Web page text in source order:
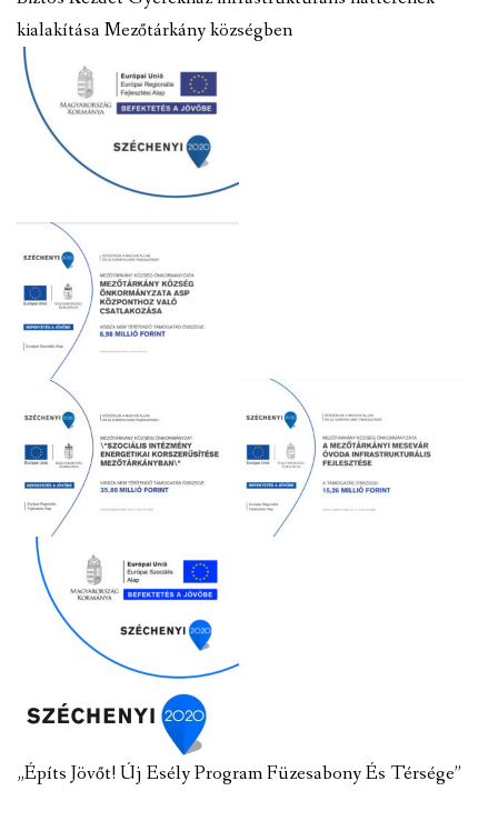
kialakítása Mezőtárkány községben
„Építs Jövőt! Új Esély Program Füzesabony És Térsége”